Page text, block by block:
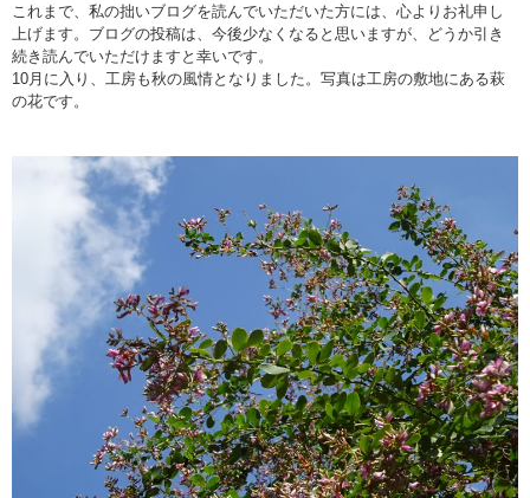
これまで、私の拙いブログを読んでいただいた方には、心よりお礼申し
上げます。ブログの投稿は、今後少なくなると思いますが、どうか引き
続き読んでいただけますと幸いです。
10月に入り、工房も秋の風情となりました。写真は工房の敷地にある萩
の花です。